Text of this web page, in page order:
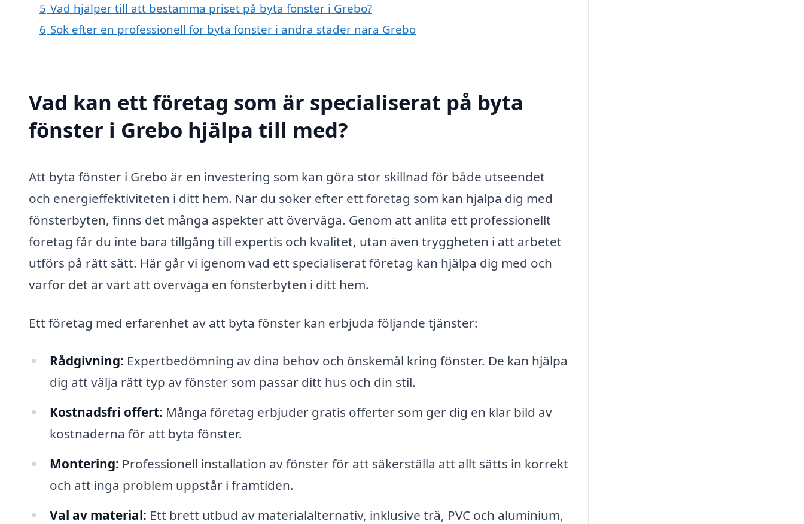
5 Vad hjälper till att bestämma priset på byta fönster i Grebo?
6 Sök efter en professionell för byta fönster i andra städer nära Grebo
Vad kan ett företag som är specialiserat på byta
fönster i Grebo hjälpa till med?
Att byta fönster i Grebo är en investering som kan göra stor skillnad för både utseendet
och energieffektiviteten i ditt hem. När du söker efter ett företag som kan hjälpa dig med
fönsterbyten, finns det många aspekter att överväga. Genom att anlita ett professionellt
företag får du inte bara tillgång till expertis och kvalitet, utan även tryggheten i att arbetet
utförs på rätt sätt. Här går vi igenom vad ett specialiserat företag kan hjälpa dig med och
varför det är värt att överväga en fönsterbyten i ditt hem.
Ett företag med erfarenhet av att byta fönster kan erbjuda följande tjänster:
Rådgivning: Expertbedömning av dina behov och önskemål kring fönster. De kan hjälpa
dig att välja rätt typ av fönster som passar ditt hus och din stil.
Kostnadsfri offert: Många företag erbjuder gratis offerter som ger dig en klar bild av
kostnaderna för att byta fönster.
Montering: Professionell installation av fönster för att säkerställa att allt sätts in korrekt
och att inga problem uppstår i framtiden.
Val av material: Ett brett utbud av materialalternativ, inklusive trä, PVC och aluminium,